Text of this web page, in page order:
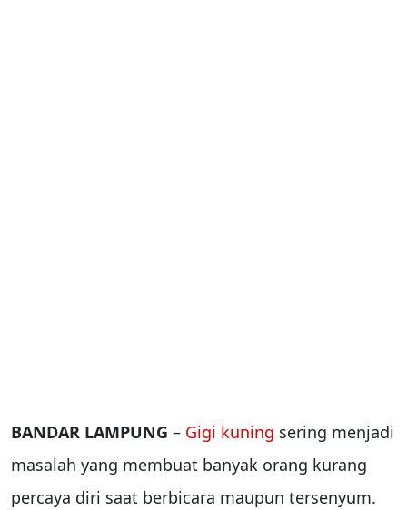
BANDAR LAMPUNG – Gigi kuning sering menjadi
masalah yang membuat banyak orang kurang
percaya diri saat berbicara maupun tersenyum.